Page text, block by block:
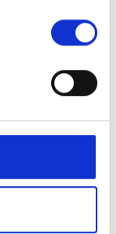
vi ikke
på, som